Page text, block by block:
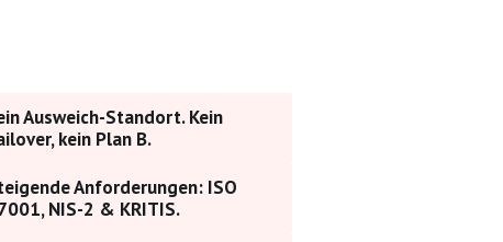
Ausweich-Standort. Kein
kein Plan B.
Anforderungen: ISO
NIS-2 & KRITIS.